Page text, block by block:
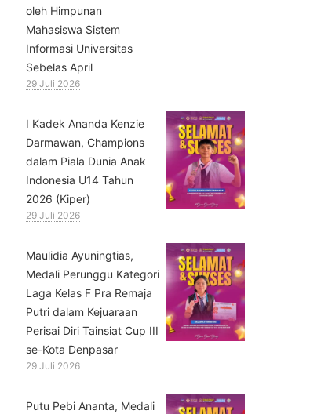
oleh Himpunan
Mahasiswa Sistem
Informasi Universitas
Sebelas April
29 Juli 2026
⁠I Kadek Ananda Kenzie
Darmawan, Champions
dalam Piala Dunia Anak
Indonesia U14 Tahun
2026 (Kiper)
29 Juli 2026
⁠Maulidia Ayuningtias,
Medali Perunggu Kategori
Laga Kelas F Pra Remaja
Putri dalam Kejuaraan
Perisai Diri Tainsiat Cup III
se-Kota Denpasar
29 Juli 2026
Putu Pebi Ananta, Medali